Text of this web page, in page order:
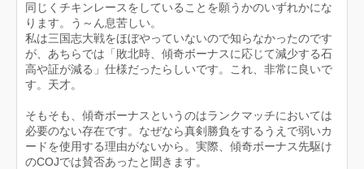
同じくチキンレースをしていることを願うかのいずれかにな
ります。う～ん息苦しい。
私は三国志大戦をほぼやっていないので知らなかったのです
が、あちらでは「敗北時、傾奇ボーナスに応じて減少する石
高や証が減る」仕様だったらしいです。これ、非常に良いで
す。天才。
そもそも、傾奇ボーナスというのはランクマッチにおいては
必要のない存在です。なぜなら真剣勝負をするうえで弱いカ
ードを使用する理由がないから。実際、傾奇ボーナス先駆け
のCOJでは賛否あったと聞きます。